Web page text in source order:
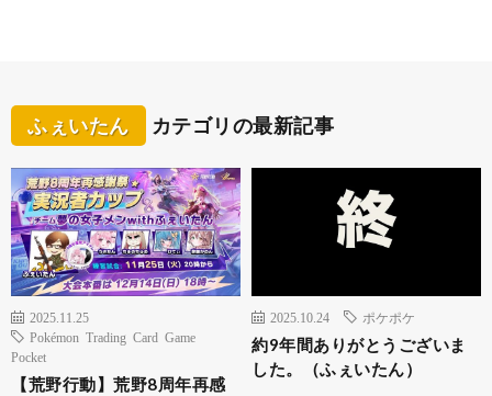
ふぇいたん カテゴリの最新記事
2025.11.25
Pokémon Trading Card Game
Pocket
【荒野行動】荒野8周年再感
2025.10.24 ポケポケ
約9年間ありがとうございま
した。（ふぇいたん）